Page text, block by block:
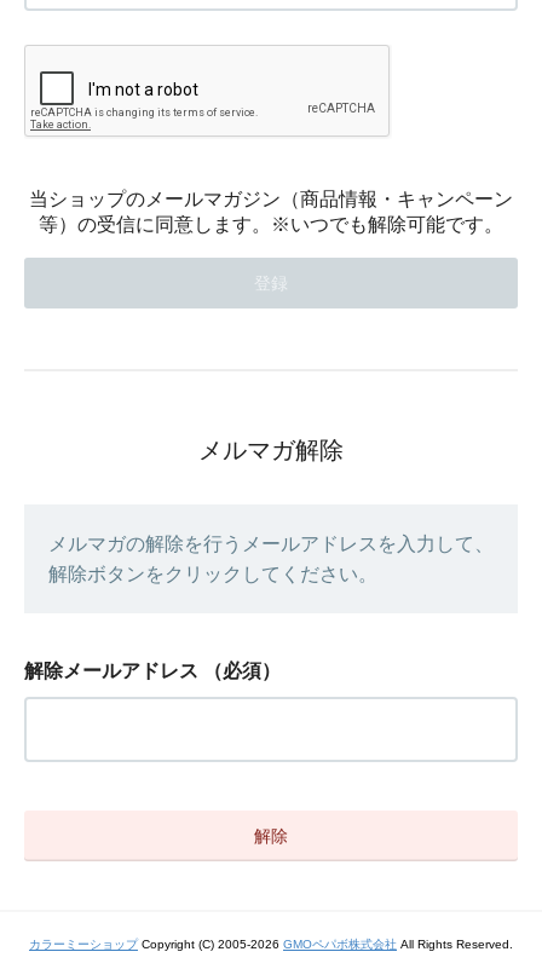
当ショップのメールマガジン（商品情報・キャンペーン
等）の受信に同意します。※いつでも解除可能です。
メルマガ解除
メルマガの解除を行うメールアドレスを入力して、
解除ボタンをクリックしてください。
解除メールアドレス （必須）
カラーミーショップCopyright (C) 2005-2026 GMOペパボ株式会社 All Rights Reserved.